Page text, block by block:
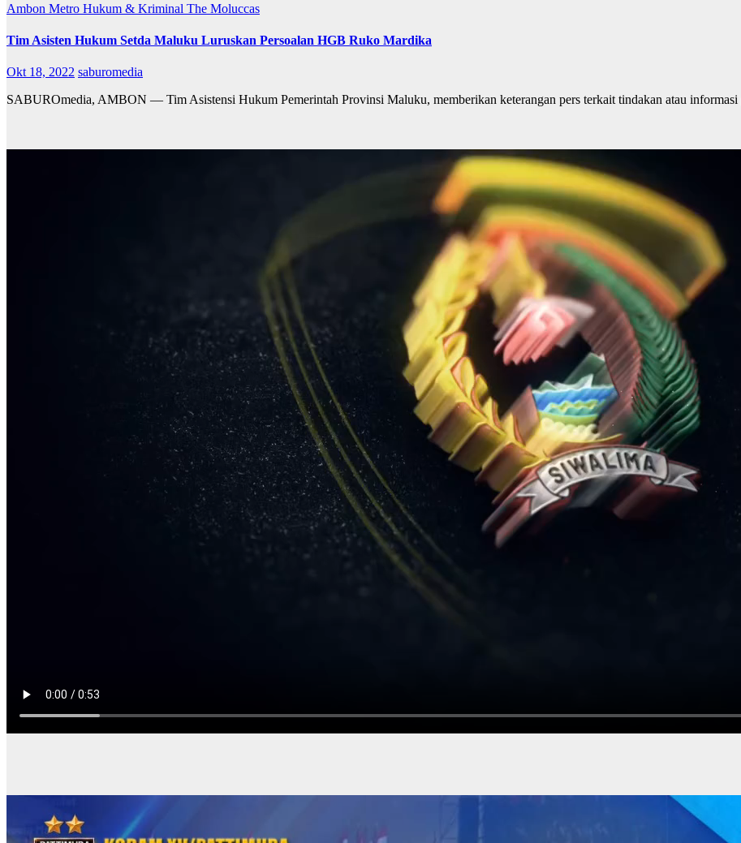
Ambon Metro Hukum & Kriminal The Moluccas
Tim Asisten Hukum Setda Maluku Luruskan Persoalan HGB Ruko Mardika
Okt 18, 2022 saburomedia
SABUROmedia, AMBON — Tim Asistensi Hukum Pemerintah Provinsi Maluku, memberikan keterangan pers terkait tindakan atau